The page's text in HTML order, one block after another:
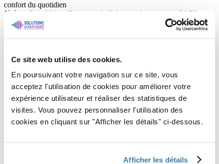
Ce site web utilise des cookies.
En poursuivant votre navigation sur ce site, vous
acceptez l'utilisation de cookies pour améliorer votre
expérience utilisateur et réaliser des statistiques de
visites. Vous pouvez personnaliser l'utilisation des
cookies en cliquant sur "Afficher les détails" ci-dessous.
Afficher les détails
confort du quotidien
Jérémy Grünfelder - Directeur de Solutions Acoustiques SARL